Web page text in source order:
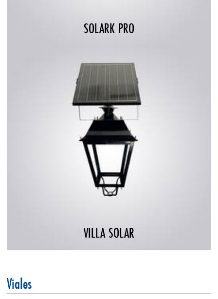
SOLARK PRO
VILLA SOLAR
Viales